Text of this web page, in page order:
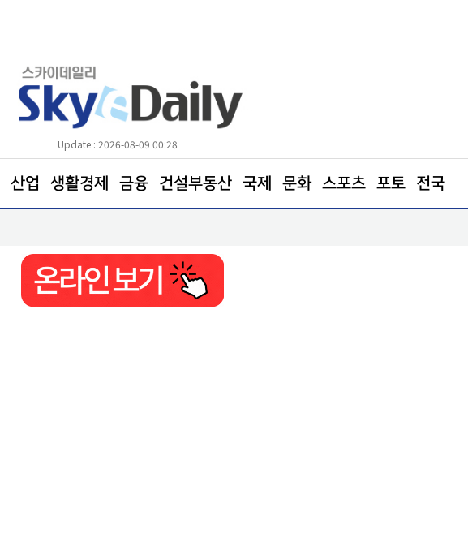
Update : 2026-08-09 00:28
산업 생활경제 금융 건설부동산 국제 문화 스포츠 포토 전국